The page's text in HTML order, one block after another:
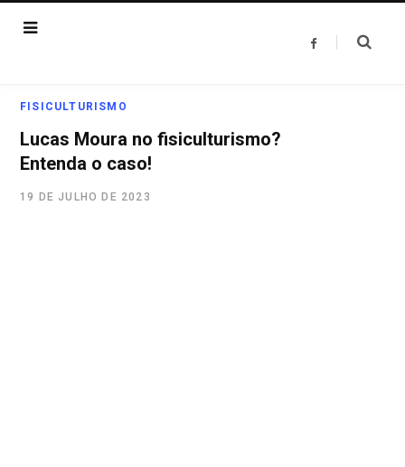
F
FISICULTURISMO
Lucas Moura no fisiculturismo?
Entenda o caso!
19 DE JULHO DE 2023